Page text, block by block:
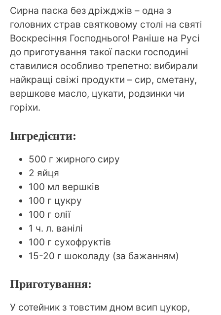
Сирна паска без дріжджів – одна з
головних страв святковому столі на святі
Воскресіння Господнього! Раніше на Русі
до приготування такої паски господині
ставилися особливо трепетно: вибирали
найкращі свіжі продукти – сир, сметану,
вершкове масло, цукати, родзинки чи
горіхи.
Інгредієнти:
500 г жирного сиру
2 яйця
100 мл вершків
100 г цукру
100 г олії
1 ч. л. ванілі
100 г сухофруктів
15-20 г шоколаду (за бажанням)
Приготування:
У сотейник з товстим дном всип цукор,